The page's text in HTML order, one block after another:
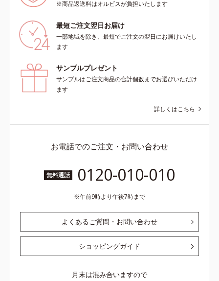
※商品返送料はオルビスが負担いたします
最短ご注文翌日お届け
一部地域を除き、最短でご注文の翌日にお届けいたし
ます
サンプルプレゼント
サンプルはご注文商品の合計個数までお選びいただけ
ます
詳しくはこちら
お電話でのご注文・お問い合わせ
無料通話 0120-010-010
午前9時より午後7時まで
よくあるご質問・お問い合わせ
ショッピングガイド
月末は混み合いますので